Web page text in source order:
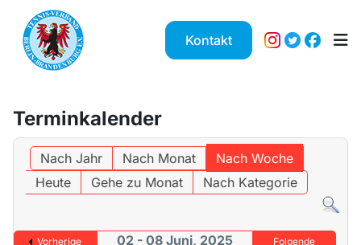
Kontakt
Terminkalender
Nach Jahr Nach Monat
Nach Woche
Heute
Gehe zu Monat Nach Kategorie
Vorherige
02 - 08 Juni, 2025
Folgende